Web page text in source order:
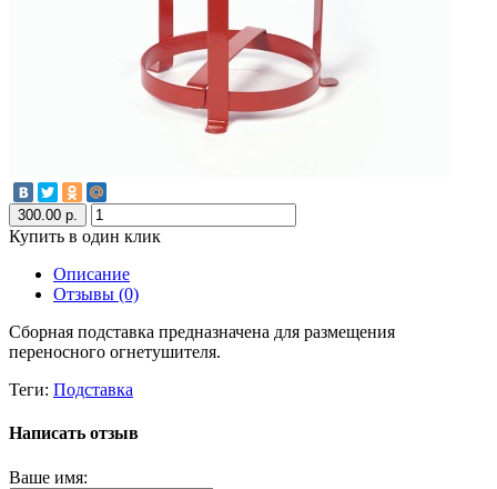
300.00 р.
Купить в один клик
Описание
Отзывы (0)
Сборная подставка предназначена для размещения
переносного огнетушителя.
Теги: Подставка
Написать отзыв
Ваше имя: